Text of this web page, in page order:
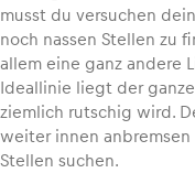
musst du versuchen
noch nassen Stellen zu
allem eine ganz andere
Ideallinie liegt der
ziemlich rutschig wird.
weiter innen
Stellen suchen.